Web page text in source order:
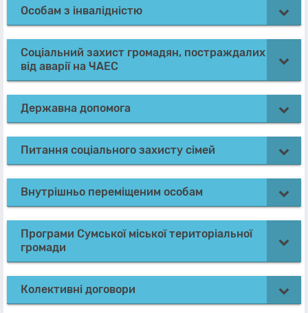
Особам з інвалідністю
Соціальний захист громадян, постраждалих
від аварії на ЧАЕС
Державна допомога
Питання соціального захисту сімей
Внутрішньо переміщеним особам
Програми Сумської міської територіальної
громади
Колективні договори